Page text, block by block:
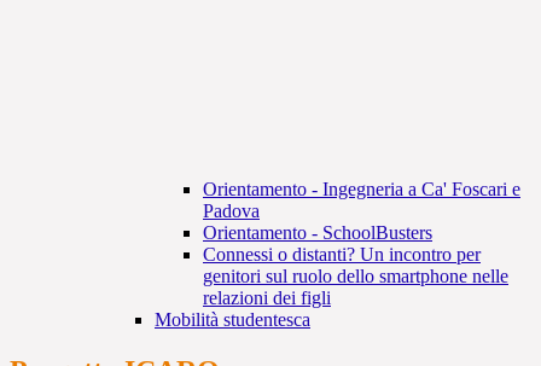
Orientamento - Ingegneria a Ca' Foscari e
Padova
Orientamento - SchoolBusters
Connessi o distanti? Un incontro per
genitori sul ruolo dello smartphone nelle
relazioni dei figli
Mobilità studentesca